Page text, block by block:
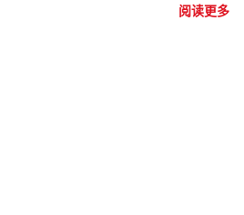
阅读更多